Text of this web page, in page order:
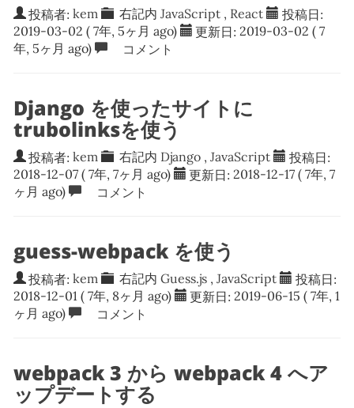
投稿者: kem 右記内JavaScript , React 投稿日:
2019-03-02 ( 7年, 5ヶ月 ago) 更新日: 2019-03-02 ( 7
年, 5ヶ月 ago)
コメント
Django を使ったサイトに
trubolinksを使う
投稿者: kem 右記内 Django ,JavaScript 投稿日:
2018-12-07 ( 7年, 7ヶ月 ago) 更新日: 2018-12-17 ( 7年, 7
ヶ月 ago)
コメント
guess-webpack を使う
投稿者: kem 右記内Guess.js ,JavaScript 投稿日:
2018-12-01 ( 7年, 8ヶ月 ago) 更新日: 2019-06-15 ( 7年, 1
ヶ月 ago)
コメント
webpack 3 から webpack 4 へア
ップデートする